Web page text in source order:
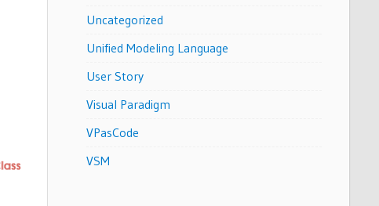
Uncategorized
Unified Modeling Language
User Story
Visual Paradigm
VPasCode
VSM